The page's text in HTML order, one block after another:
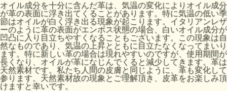
オイル成分を十分に含んだ革は、気温の変化によりオイル成分
が革の表面に浮き出てくることがあります。特に気温の低い季
節はオイルが白く浮き出る現象が起こります。イタリアンレザ
ーのように革の表面がエンボス状態の場合、白いオイル成分が
凹凸に入り目立ちやすくなることもございます。この現象は自
然なものであり、気温の上昇とともに目立たなくなってまいり
ます。特に新しい革の場合は現れやすいのですが、使用期間が
長くなり、オイルが革になじんでくると減少してきます。革は
天然素材です。私たち人間の皮膚と同じように、革も変化して
参ります。天然素材故の現象とご理解頂き、皮革をお楽しみ頂
けますと幸いです。